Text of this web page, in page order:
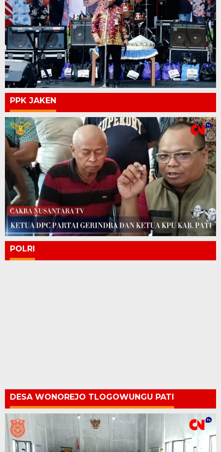
PPK JAKEN
POLRI
DESA WONOREJO TLOGOWUNGU PATI